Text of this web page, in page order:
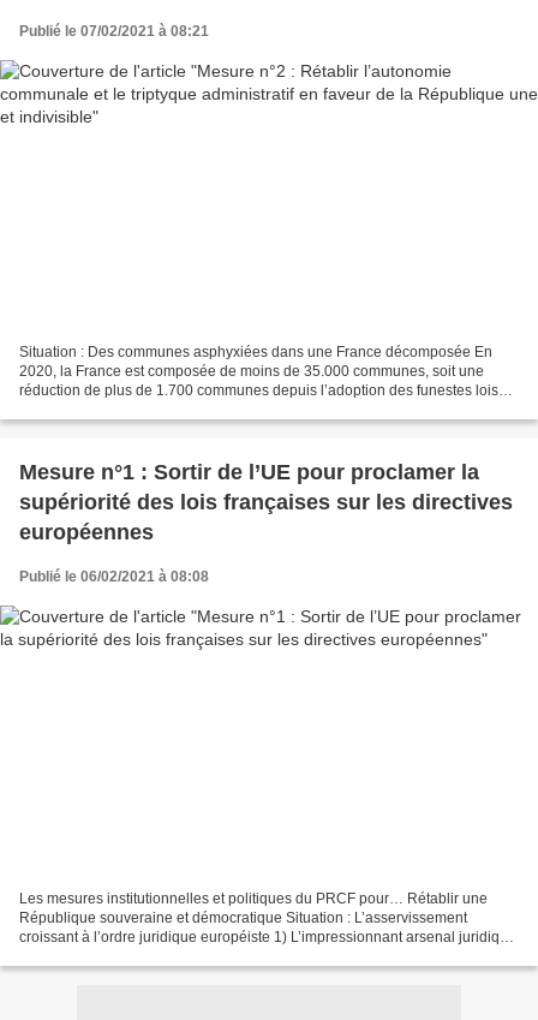
Publié le 07/02/2021 à 08:21
Situation : Des communes asphyxiées dans une France décomposée En
2020, la France est composée de moins de 35.000 communes, soit une
réduction de plus de 1.700 communes depuis l’adoption des funestes lois
Mesure n°1 : Sortir de l’UE pour proclamer la
supériorité des lois françaises sur les directives
européennes
Publié le 06/02/2021 à 08:08
Les mesures institutionnelles et politiques du PRCF pour… Rétablir une
République souveraine et démocratique Situation : L’asservissement
croissant à l’ordre juridique européiste 1) L’impressionnant arsenal juridique